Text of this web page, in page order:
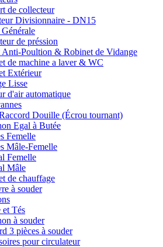
de collecteur
Divisionnaire - DN15
de préssion
Anti-Poultion & Robinet de Vidange
de machine a laver & WC
Extérieur
Lisse
d'air automatique
Douille (Écrou tournant)
Egal à Butée
Femelle
Mâle-Femelle
Femelle
Mâle
de chauffage
à souder
et Tés
à souder
3 pièces à souder
pour circulateur